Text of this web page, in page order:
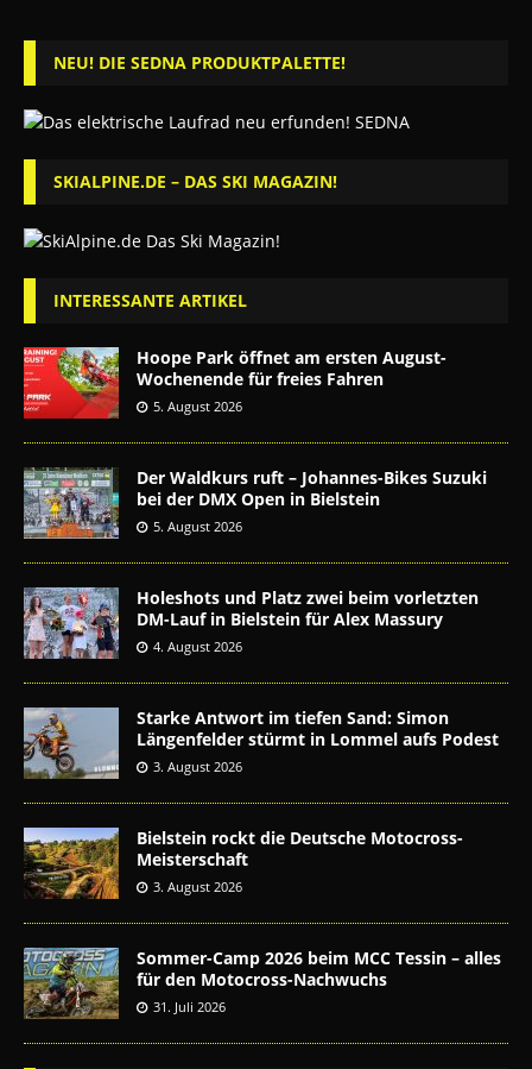
NEU! DIE SEDNA PRODUKTPALETTE!
SKIALPINE.DE – DAS SKI MAGAZIN!
INTERESSANTE ARTIKEL
Hoope Park öffnet am ersten August-
Wochenende für freies Fahren
5. August 2026
Der Waldkurs ruft – Johannes-Bikes Suzuki
bei der DMX Open in Bielstein
5. August 2026
Holeshots und Platz zwei beim vorletzten
DM-Lauf in Bielstein für Alex Massury
4. August 2026
Starke Antwort im tiefen Sand: Simon
Längenfelder stürmt in Lommel aufs Podest
3. August 2026
Bielstein rockt die Deutsche Motocross-
Meisterschaft
3. August 2026
Sommer-Camp 2026 beim MCC Tessin – alles
für den Motocross-Nachwuchs
31. Juli 2026